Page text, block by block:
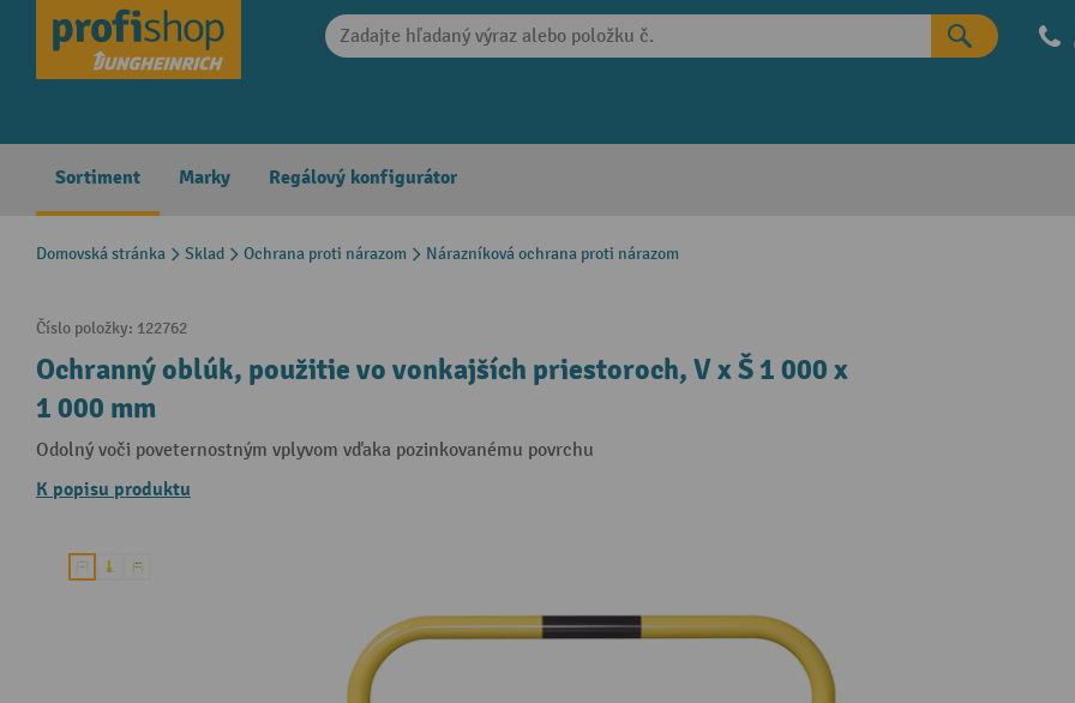
Skip to main navigation
Sortiment Marky Regálový konfigurátor
Domovská stránka Sklad Ochrana proti nárazom Nárazníková ochrana proti nárazom
Číslo položky: 122762
Ochranný oblúk, použitie vo vonkajších priestoroch, V x Š 1 000 x
1 000 mm
Odolný voči poveternostným vplyvom vďaka pozinkovanému povrchu
K popisu produktu